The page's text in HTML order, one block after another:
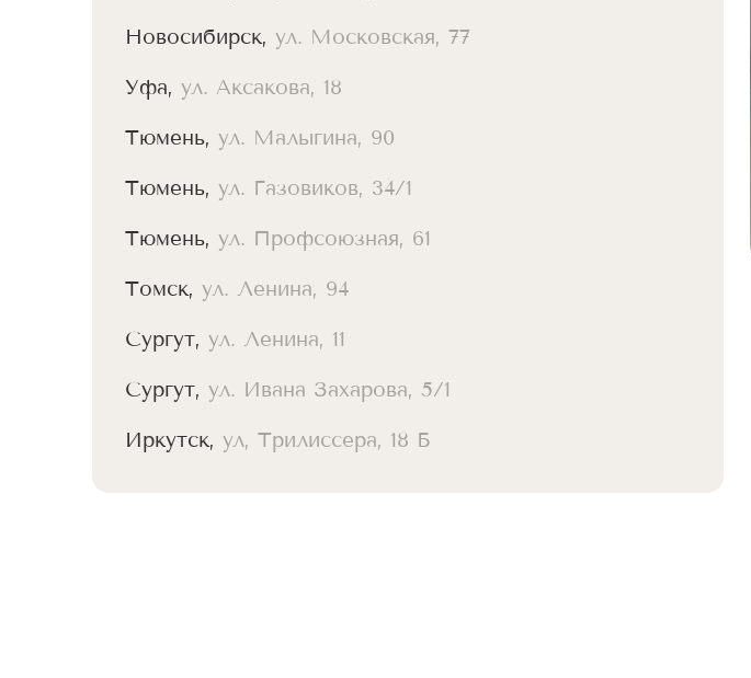
Новосибирск, ул. Московская, 77
Уфа, ул. Аксакова, 18
Тюмень, ул. Малыгина, 90
Тюмень, ул. Газовиков, 34/1
Тюмень, ул. Профсоюзная, 61
Томск, ул. Ленина, 94
Сургут, ул. Ленина, 11
Сургут, ул. Ивана Захарова, 5/1
Иркутск, ул, Трилиссера, 18 Б